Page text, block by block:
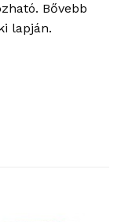
Bővebb
lapján.